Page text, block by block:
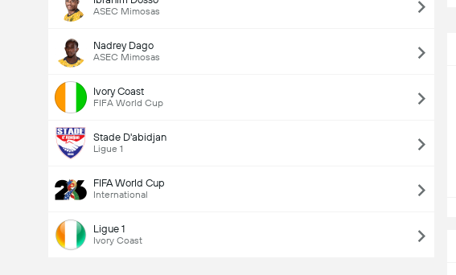
ASEC Mimosas
Nadrey Dago
ASEC Mimosas
Ivory Coast
FIFA World Cup
Stade D'abidjan
Ligue 1
FIFA World Cup
International
Ligue 1
Ivory Coast